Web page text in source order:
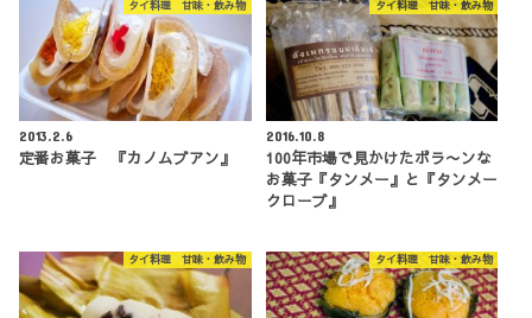
タイ料理 甘味・飲み物
2013.2.6
定番お菓子 『カノムブアン』
タイ料理 甘味・飲み物
2016.10.8
100年市場で見かけたボラ〜ンな
お菓子『タンメー』と『タンメー
クローブ』
タイ料理 甘味・飲み物 タイ料理 甘味・飲み物